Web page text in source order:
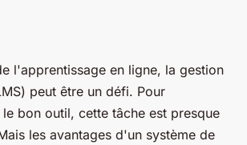
l'apprentissage
et leur impact
à distance
l'apprentissage en ligne, la gestion
peut être un défi. Pour
bon outil, cette tâche est presque
les avantages d'un système de